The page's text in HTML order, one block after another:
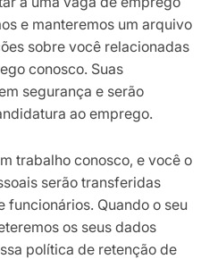
e manteremos um arquivo
sobre você relacionadas
conosco. Suas
segurança e serão
ao emprego.
trabalho conosco, e você o
serão transferidas
Quando o seu
os seus dados
política de retenção de